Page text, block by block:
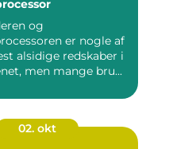
og
er nogle af
alsidige redskaber i
men mange bru...
02. okt